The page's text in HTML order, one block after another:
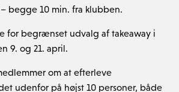
begge 10 min. fra klubben.
for begrænset udvalg af takeaway i
9. og 21. april.
om at efterleve
udenfor på højst 10 personer, både